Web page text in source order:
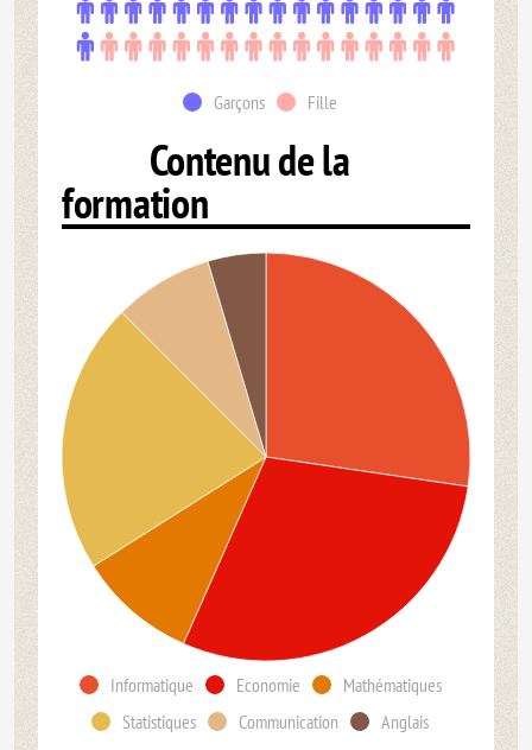
Garçons Fille
Contenu de la
formation
Informatique Economie
Mathématiques
Statistiques
Communication Anglais